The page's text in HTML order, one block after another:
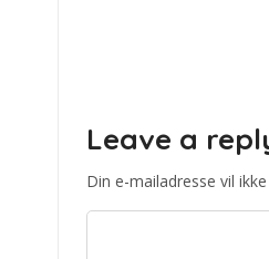
Leave a
Din e-mailadresse vil